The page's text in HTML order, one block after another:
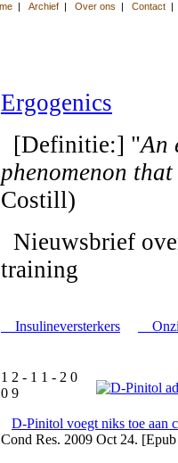
Ergogenics
[Definitie:] "An
phenomenon
Costill)
Nieuwsbrief
training
Insulineversterkers
1 2 - 1 1 - 2 0
0 9
D-Pinitol voegt niks toe aan
Cond Res. 2009 Oct 24.